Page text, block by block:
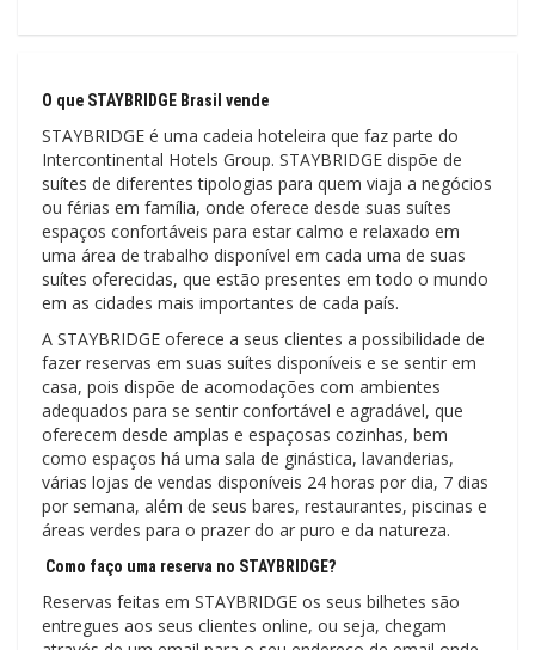
O que STAYBRIDGE Brasil vende
STAYBRIDGE é uma cadeia hoteleira que faz parte do
Intercontinental Hotels Group. STAYBRIDGE dispõe de
suítes de diferentes tipologias para quem viaja a negócios
ou férias em família, onde oferece desde suas suítes
espaços confortáveis ​​para estar calmo e relaxado em
uma área de trabalho disponível em cada uma de suas
suítes oferecidas, que estão presentes em todo o mundo
em as cidades mais importantes de cada país.
A STAYBRIDGE oferece a seus clientes a possibilidade de
fazer reservas em suas suítes disponíveis e se sentir em
casa, pois dispõe de acomodações com ambientes
adequados para se sentir confortável e agradável, que
oferecem desde amplas e espaçosas cozinhas, bem
como espaços há uma sala de ginástica, lavanderias,
várias lojas de vendas disponíveis 24 horas por dia, 7 dias
por semana, além de seus bares, restaurantes, piscinas e
áreas verdes para o prazer do ar puro e da natureza.
Como faço uma reserva no STAYBRIDGE?
Reservas feitas em STAYBRIDGE os seus bilhetes são
entregues aos seus clientes online, ou seja, chegam